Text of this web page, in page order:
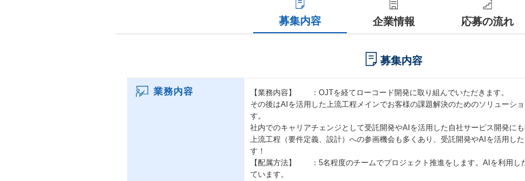
募集内容 企業情報 応募の流れ
募集内容
業務内容
【業務内容】 ：OJTを経てローコード開発に取り組んでいただきます。
その後はAIを活用した上流工程メインでお客様の課題解決のためのソリューシ
す。
社内でのキャリアチェンジとして受託開発やAIを活用した自社サービス開発に
上流工程（要件定義、設計）への参画機会も多くあり、受託開発やAIを活用し
す！
【配属方法】 ：5名程度のチームでプロジェクト推進をします。AIを利用し
ています。